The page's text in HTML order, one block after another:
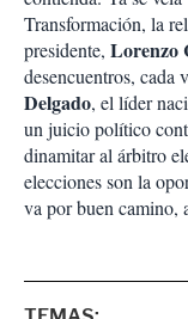
Transformación, la
presidente, Lorenzo
desencuentros, cada
Delgado, el líder
un juicio político
dinamitar al árbitro
elecciones son la
va por buen camino,